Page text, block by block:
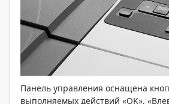
Панель управления оснащена
выполняемых действий «OK»,